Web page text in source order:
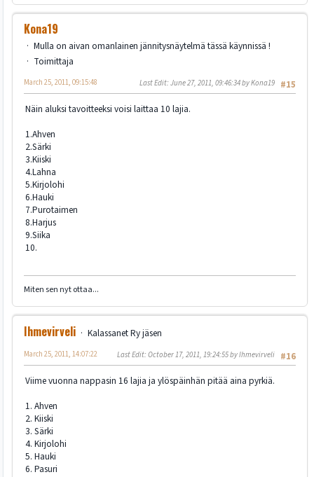
Kona19
Mulla on aivan omanlainen jännitysnäytelmä tässä käynnissä !
Toimittaja
#15
March 25, 2011, 09:15:48 Last Edit: June 27, 2011, 09:46:34 by Kona19
Näin aluksi tavoitteeksi voisi laittaa 10 lajia.
1.Ahven
2.Särki
3.Kiiski
4.Lahna
5.Kirjolohi
6.Hauki
7.Purotaimen
8.Harjus
9.Siika
10.
Miten sen nyt ottaa...
Ihmevirveli
Kalassanet Ry jäsen
#16
March 25, 2011, 14:07:22 Last Edit: October 17, 2011, 19:24:55 by Ihmevirveli
Viime vuonna nappasin 16 lajia ja ylöspäinhän pitää aina pyrkiä.
1. Ahven
2. Kiiski
3. Särki
4. Kirjolohi
5. Hauki
6. Pasuri